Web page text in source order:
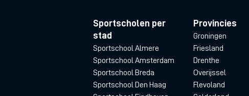
Sportscholen per
stad
Sportschool Almere
Sportschool Amsterdam
Sportschool Breda
Sportschool Den Haag
Provincies
Groningen
Friesland
Drenthe
Overijssel
Flevoland